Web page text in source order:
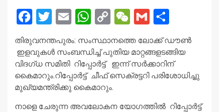
Facebook
Twitter
EmailWhatsApp
CopyWeChat
Gmail
തിരുവനന്തപുരം: സംസ്ഥാനത്തെ ലോക്ക് ഡൗൺ
ഇളവുകള്‍ സംബന്ധിച്ച് പുതിയ മാറ്റങ്ങളടങ്ങിയ
വിദഗ്ധ സമിതി റിപ്പോര്‍ട്ട് ഇന്ന് സര്‍ക്കാറിന്
കൈമാറും.റിപ്പോര്‍ട്ട് ചീഫ് സെക്രട്ടറി പരിശോധിച്ചു
മുഖ്യമന്ത്രിക്കു കൈമാറും.
നാളെ ചേരുന്ന അവലോകന യോഗത്തിൽ റിപ്പോര്‍ട്ട്